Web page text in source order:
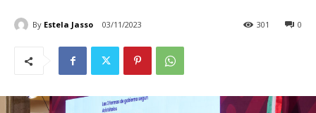
By Estela Jasso 03/11/2023 0
301